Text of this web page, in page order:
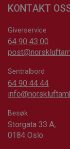
KONTAKT
Giverservice
64 90 43 00
Sentralbord
64 90 44 44
Besøk
Storgata 33 A,
0184 Oslo